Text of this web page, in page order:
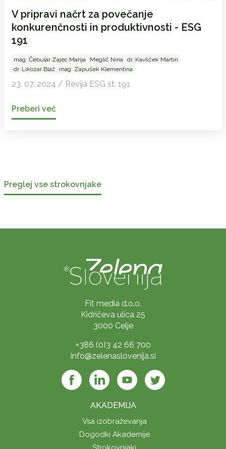
V pripravi načrt za povečanje
konkurenčnosti in produktivnosti - ESG
191
mag. Čebular Zajec Marija Meglič Nina
dr. Kavšček Martin
dr. Likozar Blaž
mag. Zapušek Klementina
23. 07. 2024 / Revija ESG št. 191
Preberi več
Preglej vse strokovnjake
Fit media d.o.o.
Kidričeva ulica 25
3000 Celje
+386 (0)3 42 66 700
info@zelenaslovenija.si
AKADEMIJA
Vsa izobraževanja
Dogodki Akademije